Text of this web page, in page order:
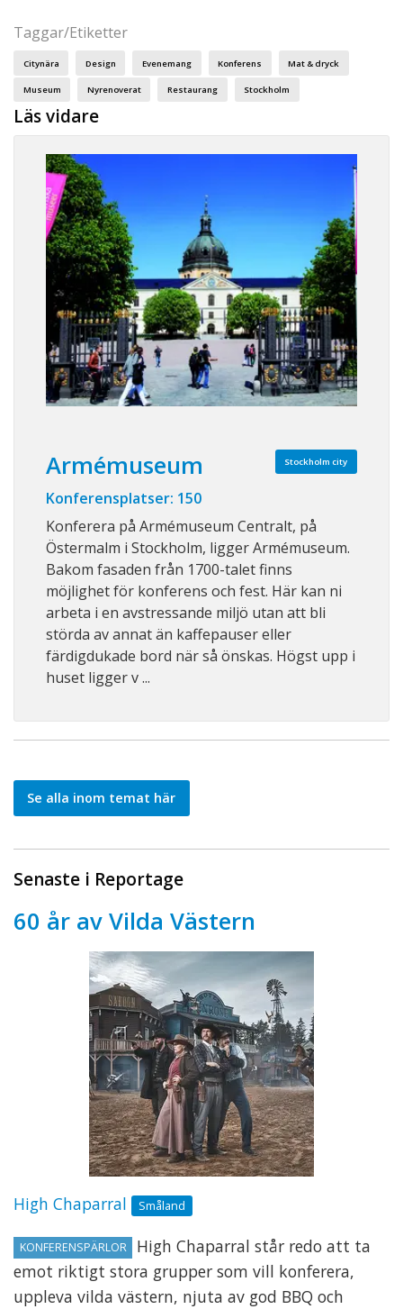
Taggar/Etiketter
Citynära Design Evenemang Konferens Mat & dryck
Museum Nyrenoverat Restaurang Stockholm
Läs vidare
Stockholm city
Armémuseum
Konferensplatser: 150
Konferera på Armémuseum Centralt, på
Östermalm i Stockholm, ligger Armémuseum.
Bakom fasaden från 1700-talet finns
möjlighet för konferens och fest. Här kan ni
arbeta i en avstressande miljö utan att bli
störda av annat än kaffepauser eller
färdigdukade bord när så önskas. Högst upp i
huset ligger v ...
Se alla inom temat här
Senaste i Reportage
60 år av Vilda Västern
High Chaparral Småland
KONFERENSPÄRLOR
High Chaparral står redo att ta
emot riktigt stora grupper som vill konferera,
uppleva vilda västern, njuta av god BBQ och